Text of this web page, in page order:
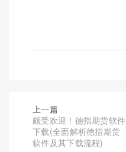
上一篇
颇受欢迎！德指期货软件
下载(全面解析德指期货
软件及其下载流程)